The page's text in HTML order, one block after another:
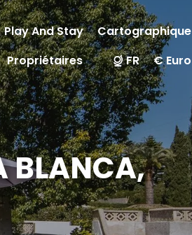
BLANCA,
Play And Stay
Cartographique
Propriétaires
FR € Euro